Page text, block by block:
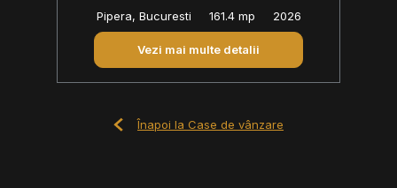
Pipera, Bucuresti
161.4 mp 2026
Vezi mai multe detalii
Înapoi la Case de vânzare